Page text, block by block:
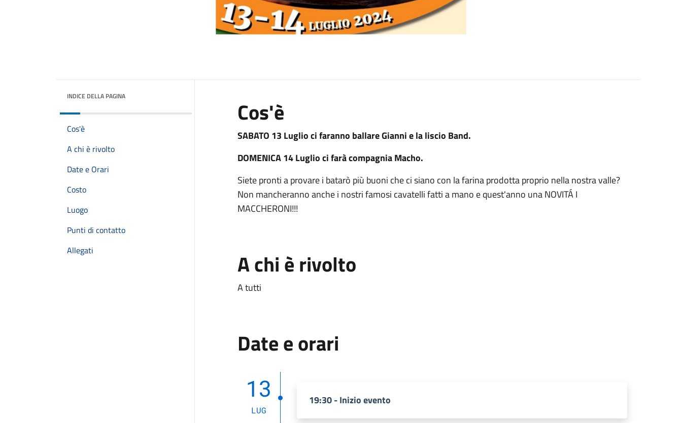
INDICE DELLA PAGINA
Cos'è
A chi è rivolto
Date e Orari
Costo
Luogo
Punti di contatto
Allegati
Cos'è
SABATO 13 Luglio ci faranno ballare Gianni e la liscio Band.
DOMENICA 14 Luglio ci farà compagnia Macho.
Siete pronti a provare i batarò più buoni che ci siano con la farina prodotta proprio nella nostra valle?
Non mancheranno anche i nostri famosi cavatelli fatti a mano e quest'anno una NOVITÁ I
MACCHERONI!!!
A chi è rivolto
A tutti
Date e orari
13
LUG
19:30 - Inizio evento